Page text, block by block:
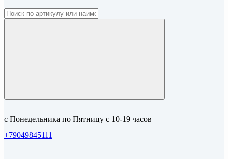
с Понедельника по Пятницу с 10-19 часов
+79049845111